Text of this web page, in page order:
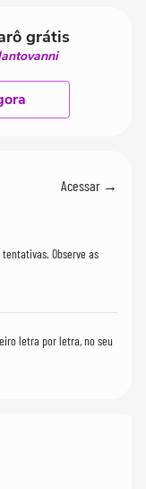
grátis
Acessar →
Observe as
letra por letra, no seu